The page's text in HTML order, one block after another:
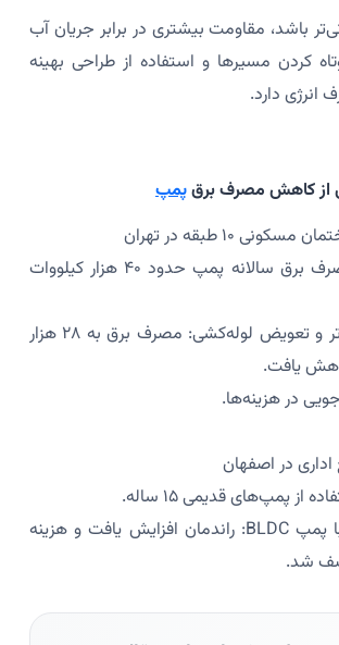
باشد، مقاومت بیشتری در برابر جریان آب
کردن مسیرها و استفاده از طراحی بهینه
انرژی دارد.
پمپ
۱۰ طبقه در تهران
قبل از اصلاح: مصرف برق سالانه پمپ حدود ۴۰ هزار کیلووات
بعد از نصب اینورتر و تعویض لوله‌کشی: مصرف برق به ۲۸ هزار
یافت.
در اصفهان
از پمپ‌های قدیمی ۱۵ ساله.
بعد از جایگزینی با پمپ BLDC: راندمان افزایش یافت و هزینه
شد.